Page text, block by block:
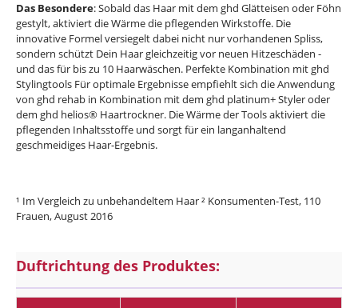
Das Besondere: Sobald das Haar mit dem ghd Glätteisen oder Föhn
gestylt, aktiviert die Wärme die pflegenden Wirkstoffe. Die
innovative Formel versiegelt dabei nicht nur vorhandenen Spliss,
sondern schützt Dein Haar gleichzeitig vor neuen Hitzeschäden -
und das für bis zu 10 Haarwäschen. Perfekte Kombination mit ghd
Stylingtools Für optimale Ergebnisse empfiehlt sich die Anwendung
von ghd rehab in Kombination mit dem ghd platinum+ Styler oder
dem ghd helios® Haartrockner. Die Wärme der Tools aktiviert die
pflegenden Inhaltsstoffe und sorgt für ein langanhaltend
geschmeidiges Haar-Ergebnis.
¹ Im Vergleich zu unbehandeltem Haar ² Konsumenten-Test, 110
Frauen, August 2016
Duftrichtung des Produktes: